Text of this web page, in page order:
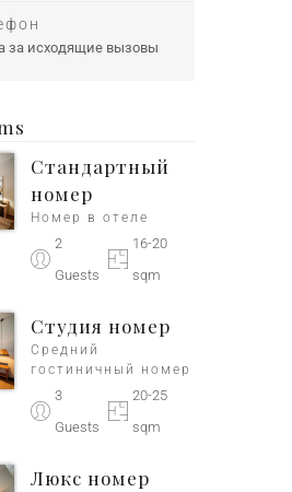
за исходящие вызовы
Стандартный
номер
Номер в отеле
2
Guests
16-20
sqm
Студия номер
Средний
гостиничный номер
3
Guests
20-25
sqm
Люкс номер